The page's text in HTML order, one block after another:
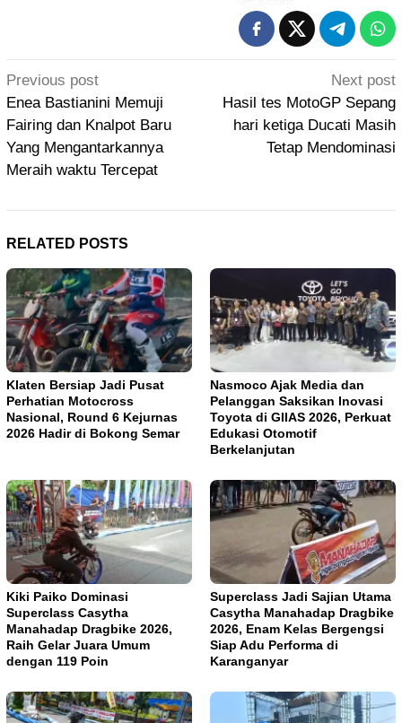
Post
navigation
Previous post
Enea Bastianini Memuji
Fairing dan Knalpot Baru
Yang Mengantarkannya
Meraih waktu Tercepat
Next post
Hasil tes MotoGP Sepang
hari ketiga Ducati Masih
Tetap Mendominasi
RELATED POSTS
Klaten Bersiap Jadi Pusat
Perhatian Motocross
Nasional, Round 6 Kejurnas
2026 Hadir di Bokong Semar
Nasmoco Ajak Media dan
Pelanggan Saksikan Inovasi
Toyota di GIIAS 2026, Perkuat
Edukasi Otomotif
Berkelanjutan
Kiki Paiko Dominasi
Superclass Casytha
Manahadap Dragbike 2026,
Raih Gelar Juara Umum
dengan 119 Poin
Superclass Jadi Sajian Utama
Casytha Manahadap Dragbike
2026, Enam Kelas Bergengsi
Siap Adu Performa di
Karanganyar